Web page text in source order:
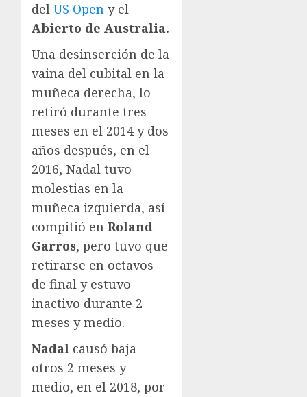
del US Open y el
Abierto de Australia.
Una desinserción de la
vaina del cubital en la
muñeca derecha, lo
retiró durante tres
meses en el 2014 y dos
años después, en el
2016, Nadal tuvo
molestias en la
muñeca izquierda, así
compitió en Roland
Garros, pero tuvo que
retirarse en octavos
de final y estuvo
inactivo durante 2
meses y medio.
Nadal causó baja
otros 2 meses y
medio, en el 2018, por